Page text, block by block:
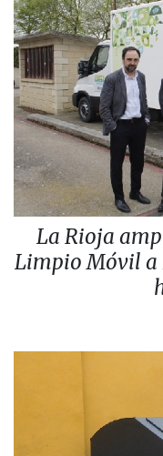
La Rioja
Limpio Móvil a